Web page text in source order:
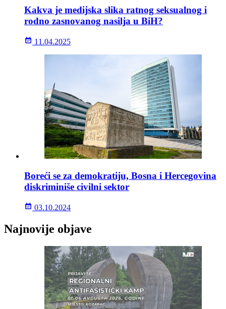
Kakva je medijska slika ratnog seksualnog i
rodno zasnovanog nasilja u BiH?
11.04.2025
Boreći se za demokratiju, Bosna i Hercegovina
diskriminiše civilni sektor
03.10.2024
Najnovije objave